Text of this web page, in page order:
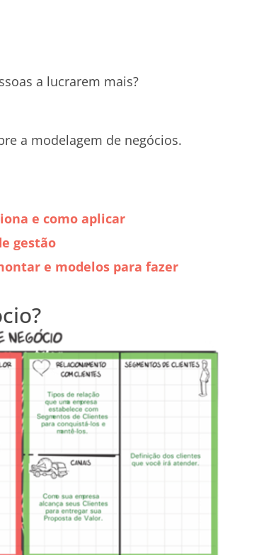
a lucrarem mais?
a modelagem de negócios.
e como aplicar
gestão
e modelos para fazer